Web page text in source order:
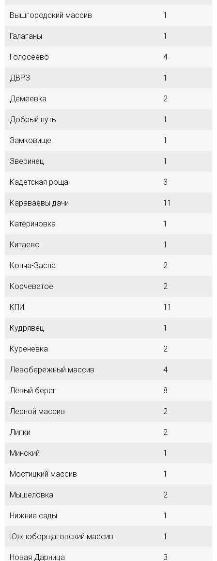
Вышгородский массив 1
Галаганы 1
Голосеево 4
ДВРЗ 1
Демеевка 2
Добрый путь 1
Замковище 1
Зверинец 1
Кадетская роща 3
Караваевы дачи 11
Катериновка 1
Китаево 1
Конча-Заспа 2
Корчеватое 2
КПИ 11
Кудрявец 1
Куреневка 2
Левобережный массив 4
Левый берег 8
Лесной массив 2
Липки 2
Минский 1
Мостицкий массив 1
Мышеловка 2
Нижние сады 1
Южноборщаговский массив 1
Новая Дарница 3